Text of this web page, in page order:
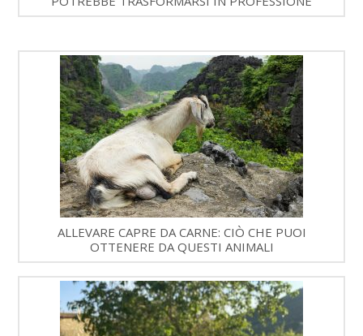
ALLEVARE CAPRE DA CARNE: CIÒ CHE PUOI
OTTENERE DA QUESTI ANIMALI